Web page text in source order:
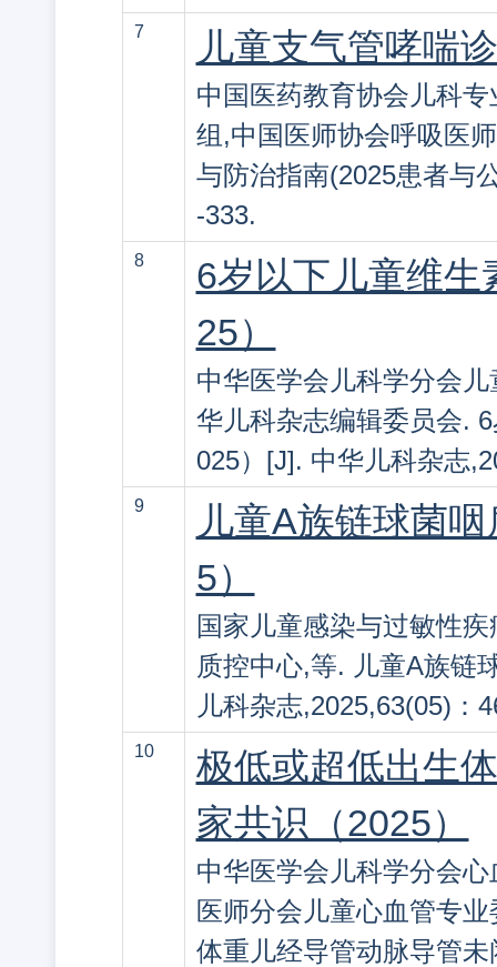
7 儿童支气管哮喘
中国医药教育协会儿科
组,中国医师协会呼吸医
与防治指南(2025患者与
-333.
8
6岁以下儿童维生
25）
中华医学会儿科学分会
华儿科杂志编辑委员会.
025）[J]. 中华儿科杂志
9
儿童A族链球菌
5）
国家儿童感染与过敏性
质控中心,等. 儿童A族链
儿科杂志,2025,63(05)：
10
极低或超低出生
家共识（2025）
中华医学会儿科学分会
医师分会儿童心血管专
体重儿经导管动脉导管